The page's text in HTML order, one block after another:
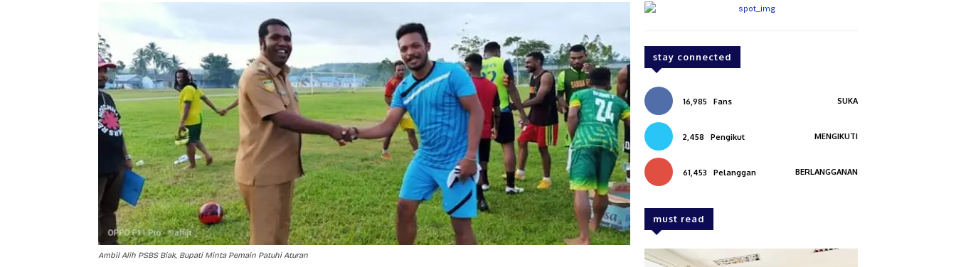
Ambil Alih PSBS Biak, Bupati Minta Pemain Patuhi Aturan
stay connected
16,985 Fans SUKA
2,458 Pengikut MENGIKUTI
61,453 Pelanggan BERLANGGANAN
must read